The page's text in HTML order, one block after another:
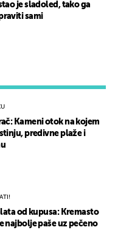
Kameni otok na kojem
predivne plaže i
od kupusa: Kremasto
najbolje paše uz pečeno
je sladoled, tako ga
sami